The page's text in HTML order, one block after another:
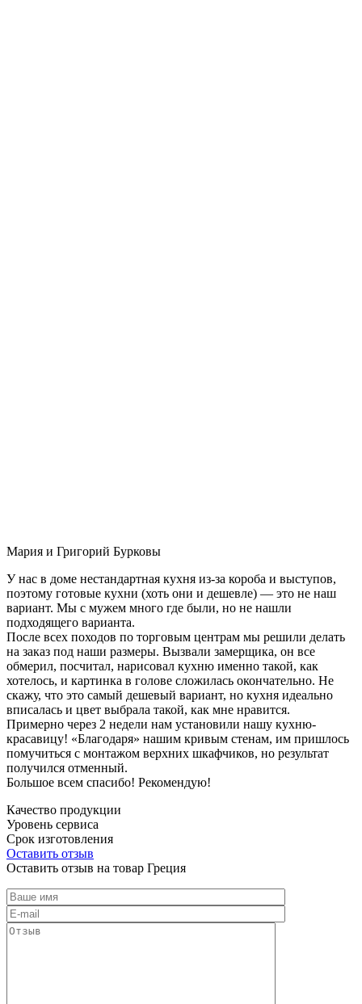
Мария и Григорий Бурковы
У нас в доме нестандартная кухня из-за короба и выступов,
поэтому готовые кухни (хоть они и дешевле) — это не наш
вариант. Мы с мужем много где были, но не нашли
подходящего варианта.
После всех походов по торговым центрам мы решили делать
на заказ под наши размеры. Вызвали замерщика, он все
обмерил, посчитал, нарисовал кухню именно такой, как
хотелось, и картинка в голове сложилась окончательно. Не
скажу, что это самый дешевый вариант, но кухня идеально
вписалась и цвет выбрала такой, как мне нравится.
Примерно через 2 недели нам установили нашу кухню-
красавицу! «Благодаря» нашим кривым стенам, им пришлось
помучиться с монтажом верхних шкафчиков, но результат
получился отменный.
Большое всем спасибо! Рекомендую!
Качество продукции
Уровень сервиса
Срок изготовления
Оставить отзыв
Оставить отзыв на товар Греция